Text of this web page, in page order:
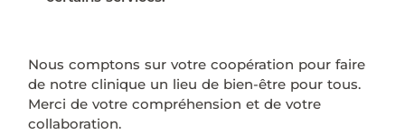
Nous comptons sur votre coopération pour faire
de notre clinique un lieu de bien-être pour tous.
Merci de votre compréhension et de votre
collaboration.